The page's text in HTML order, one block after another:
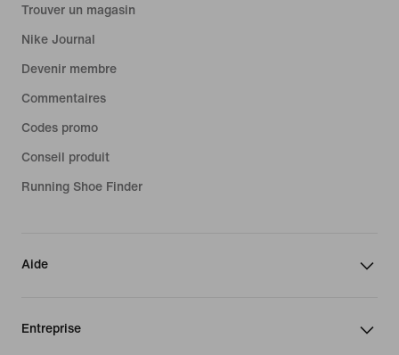
Trouver un magasin
Nike Journal
Devenir membre
Commentaires
Codes promo
Conseil produit
Running Shoe Finder
Aide
Entreprise